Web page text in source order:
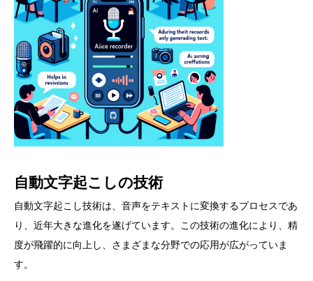
自動文字起こしの技術
自動文字起こし技術は、音声をテキストに変換するプロセスであ
り、近年大きな進化を遂げています。この技術の進化により、精
度が飛躍的に向上し、さまざまな分野での応用が広がっていま
す。